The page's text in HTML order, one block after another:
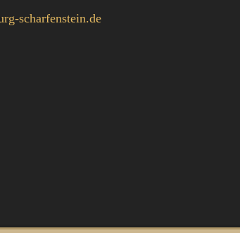
scharfenstein.de